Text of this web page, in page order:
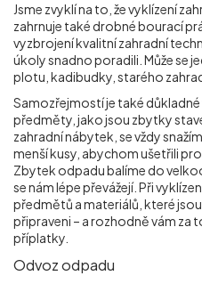
Jsme zvyklí na to, že vyklízení
zahrnuje také drobné bourací
vyzbrojení kvalitní zahradní
úkoly snadno poradili. Může se
plotu, kadibudky, starého
Samozřejmostí je také
předměty, jako jsou zbytky
zahradní nábytek, se vždy
menší kusy, abychom ušetřili
Zbytek odpadu balíme do
se nám lépe převážejí. Při
předmětů a materiálů, které
připraveni – a rozhodně vám za
příplatky.
Odvoz odpadu